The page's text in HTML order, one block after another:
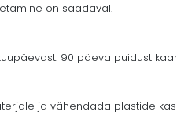
on saadaval.
90 päeva puidust
ja vähendada plastide